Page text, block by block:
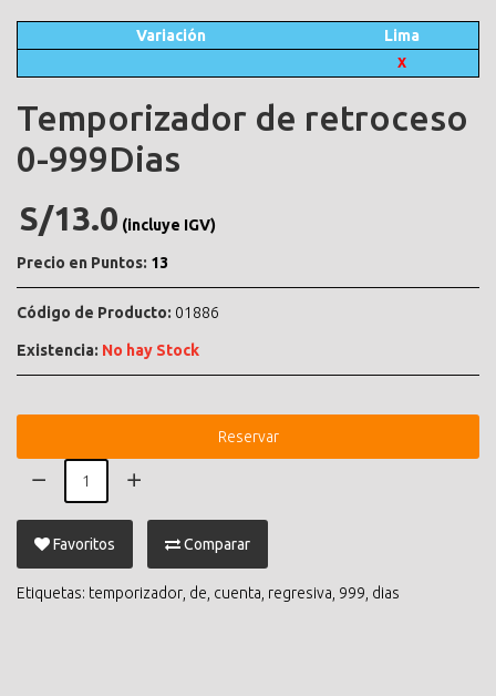
Variación Lima
X
Temporizador de retroceso
0-999Dias
S/13.0 (incluye IGV)
Precio en Puntos: 13
Código de Producto: 01886
Existencia: No hay Stock
Reservar
Favoritos Comparar
Etiquetas: temporizador de cuenta regresiva 999 dias